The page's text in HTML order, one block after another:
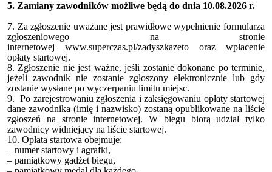
5. Zamiany zawodników możliwe będą do dnia 10.08.2026 r.
7. Za zgłoszenie uważane jest prawidłowe wypełnienie formularza
zgłoszeniowego na stronie
internetowej www.superczas.pl/zadyszkazeto oraz wpłacenie
opłaty startowej.
8. Zgłoszenie nie jest ważne, jeśli zostanie dokonane po terminie,
jeżeli zawodnik nie zostanie zgłoszony elektronicznie lub gdy
zostanie wysłane po wyczerpaniu limitu miejsc.
9. Po zarejestrowaniu zgłoszenia i zaksięgowaniu opłaty startowej
dane zawodnika (imię i nazwisko) zostaną opublikowane na liście
zgłoszeń na stronie internetowej. W biegu biorą udział tylko
zawodnicy widniejący na liście startowej.
10. Opłata startowa obejmuje:
– numer startowy i agrafki,
– pamiątkowy gadżet biegu,